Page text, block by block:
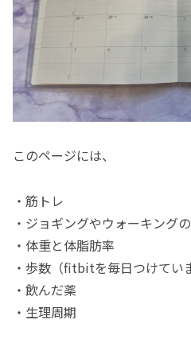
このページには、
・筋トレ
・ジョギングやウォーキング
・体重と体脂肪率
・歩数（fitbitを毎日つけてい
・飲んだ薬
・生理周期